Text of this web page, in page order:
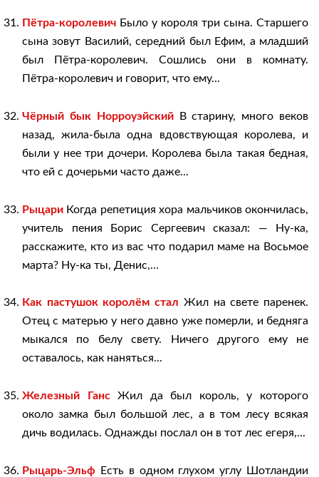
Пётра-королевич Было у короля три сына. Старшего
сына зовут Василий, середний был Ефим, а младший
был Пётра-королевич. Сошлись они в комнату.
Пётра-королевич и говорит, что ему...
Чёрный бык НорроуэйскийВ старину, много веков
назад, жила-была одна вдовствующая королева, и
были у нее три дочери. Королева была такая бедная,
что ей с дочерьми часто даже...
Рыцари Когда репетиция хора мальчиков окончилась,
учитель пения Борис Сергеевич сказал: — Ну-ка,
расскажите, кто из вас что подарил маме на Восьмое
марта? Ну-ка ты, Денис,...
Как пастушок королём стал Жил на свете паренек.
Отец с матерью у него давно уже померли, и бедняга
мыкался по белу свету. Ничего другого ему не
оставалось, как наняться...
Железный ГансЖил да был король, у которого
около замка был большой лес, а в том лесу всякая
дичь водилась. Однажды послал он в тот лес егеря,...
Рыцарь-Эльф Есть в одном глухом углу Шотландии